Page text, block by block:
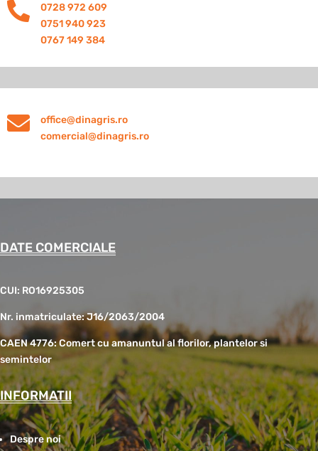

0728 972 609
0751 940 923
0767 149 384

office@dinagris.ro
comercial@dinagris.ro
DATE COMERCIALE
CUI: RO16925305
Nr. inmatriculate: J16/2063/2004
CAEN 4776: Comert cu amanuntul al florilor, plantelor si
semintelor
INFORMATII
Despre noi